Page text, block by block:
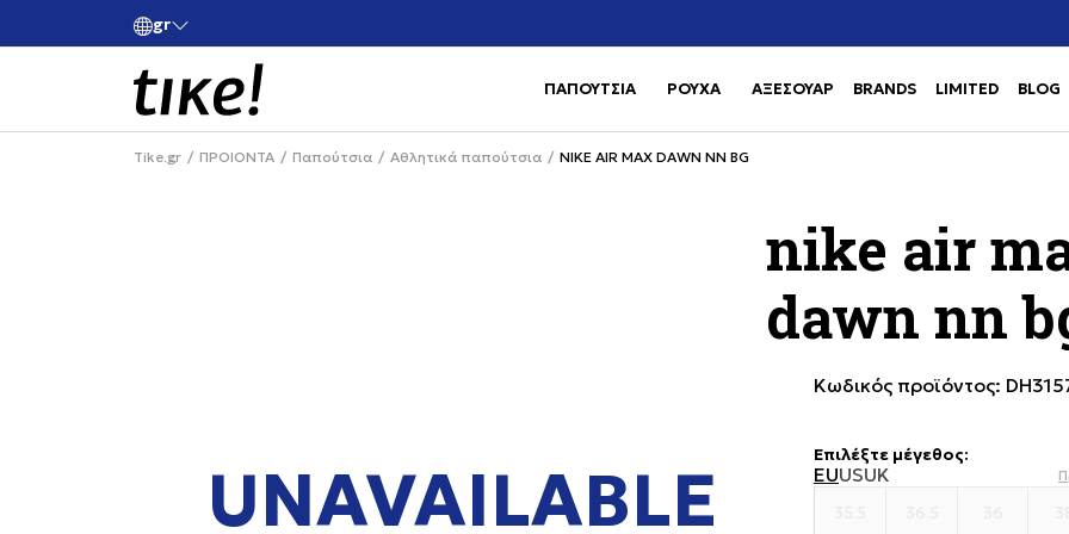
grΚάνε εγγραφή και κέρδισε -10% στην πρώτη σου αγορά
ΠΑΠΟΥΤΣΙΑ Use shift+Enter to open or close
ΡΟΥΧΑ Use shift+Enter to open or close
ΑΞΕΣΟΥΑΡ BRANDS LIMITED BLOG
Tike.gr ΠΡΟΙΟΝΤΑ Παπούτσια Αθλητικά παπούτσια NIKE AIR MAX DAWN NN BG
UNAVAILABLE
nike air
dawn nn
Κωδικός προϊόντος:
Επιλέξτε μέγεθος:
EUUSUK